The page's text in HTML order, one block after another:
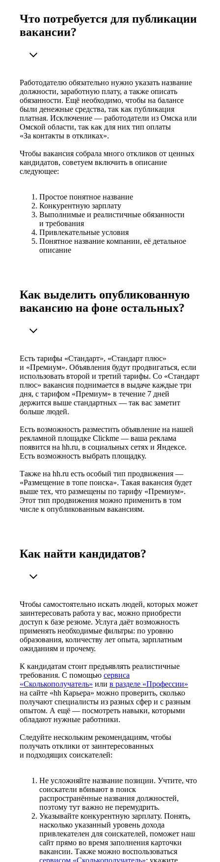
Что потребуется для публикации
вакансии?
Работодателю обязательно нужно указать название
должности, заработную плату, а также описать
обязанности. Ещё необходимо, чтобы на балансе
были денежные средства, так как публикация
платная. Исключение — работодатели из Омска или
Омской области, так как для них тип оплаты
«За контакты в откликах».
Чтобы вакансия собрала много откликов от ценных
кандидатов, советуем включить в описание
следующее:
Простое понятное название
Конкурентную зарплату
Выполнимые и реалистичные обязанности
и требования
Привлекательные условия
Понятное название компании, её детальное
описание
Как выделить опубликованную
вакансию на фоне остальных?
Есть тарифы «Стандарт», «Стандарт плюс»
и «Премиум». Объявления будут продвигаться, если
использовать второй и третий тарифы. Со «Стандарт
плюс» вакансия поднимается в выдаче каждые три
дня, с тарифом «Премиум» в течение 7 дней
держится выше стандартных — так вас заметит
больше людей.
Есть возможность разместить объявление на нашей
рекламной площадке Clickme — ваша реклама
появится на hh.ru, в социальных сетях и Яндексе.
Есть возможность выбрать площадку.
Также на hh.ru есть особый тип продвижения —
«Размещение в топе поиска». Такая вакансия будет
выше тех, что размещены по тарифу «Премиум».
Этот тип продвижения можно применить в том
числе к опубликованным вакансиям.
Как найти кандидатов?
Чтобы самостоятельно искать людей, которых может
заинтересовать работа у вас, можно приобрести
доступ к базе резюме. Услуга даёт возможность
применять необходимые фильтры: по уровню
образования, количеству лет опыта, зарплатным
ожиданиям и прочему.
К кандидатам стоит предъявлять реалистичные
требования. С помощью сервиса
«Сколькополучатель» или в разделе «Профессии»
на сайте «hh Карьера» можно проверить, сколько
получают специалисты из разных сфер и с разным
опытом. А ещё — посмотреть навыки, которыми
обладают нужные работники.
Следуйте нескольким рекомендациям, чтобы
получать отклики от заинтересованных
и подходящих соискателей:
Не усложняйте название позиции. Учтите, что
соискатели вбивают в поиск
распространённые названия должностей,
поэтому тут важно не перемудрить.
Указывайте конкурентную зарплату. Понять,
насколько указанный уровень дохода
привлекателен для соискателей, поможет наш
сайт прямо во время заполнения карточки
вакансии. Также можно воспользоваться
сервисом «Сколькополучатель»: укажите